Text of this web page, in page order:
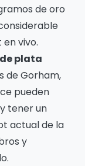
de oro
vivo.
plata
de Gorham,
pueden
tener un
actual de la
y